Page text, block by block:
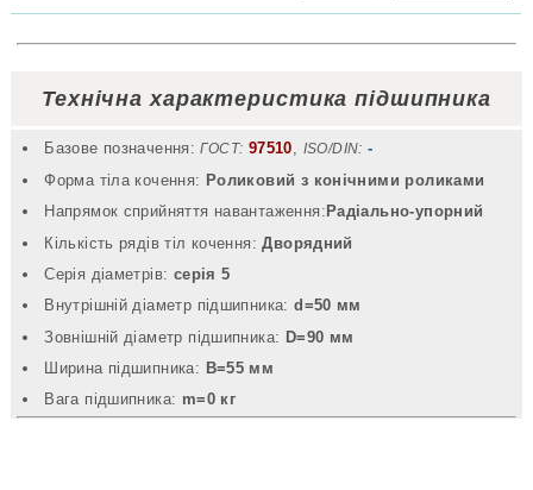
Технічна характеристика підшипника
Базове позначення: ГОСТ: 97510, ISO/DIN: -
Форма тіла кочення: Роликовий з конічними роликами
Напрямок сприйняття навантаження: Радіально-упорний
Кількість рядів тіл кочення:Дворядний
Серія діаметрів: серія 5
Внутрішній діаметр підшипника:d=50 мм
Зовнішній діаметр підшипника: D=90 мм
Ширина підшипника: B=55 мм
Вага підшипника: m=0 кг